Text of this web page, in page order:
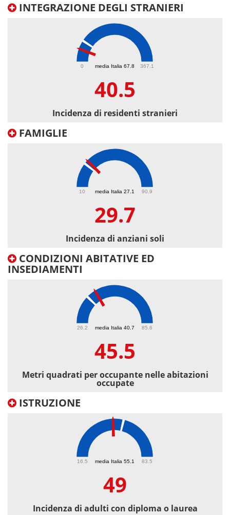
INTEGRAZIONE DEGLI STRANIERI
media Italia 67.8
0 367.1
40.5
Incidenza di residenti stranieri
FAMIGLIE
media Italia 27.1
10 90.9
29.7
Incidenza di anziani soli
CONDIZIONI ABITATIVE ED
INSEDIAMENTI
media Italia 40.7
26.2 85.6
45.5
Metri quadrati per occupante nelle abitazioni
occupate
ISTRUZIONE
media Italia 55.1
16.5 83.5
49
Incidenza di adulti con diploma o laurea